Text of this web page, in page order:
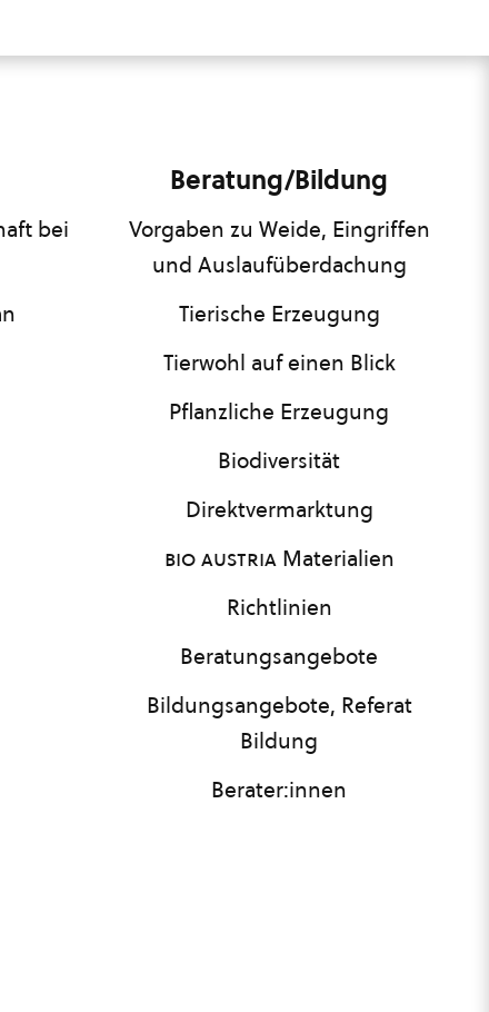
bei
Beratung/Bildung
Vorgaben zu Weide, Eingriffen
und Auslaufüberdachung
Tierische Erzeugung
Tierwohl auf einen Blick
Pflanzliche Erzeugung
Biodiversität
Direktvermarktung
bio austriaMaterialien
Richtlinien
Beratungsangebote
Bildungsangebote, Referat
Bildung
Berater:innen